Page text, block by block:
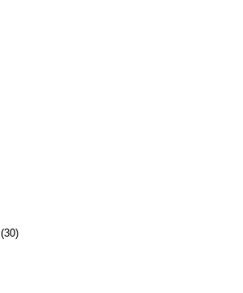
(30)